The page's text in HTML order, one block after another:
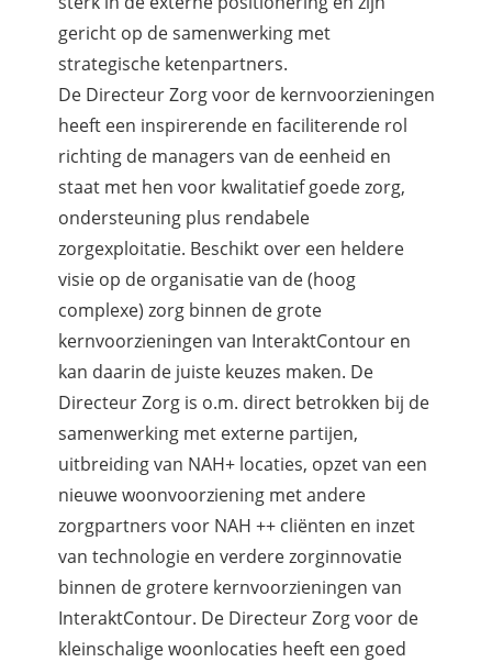
gericht op de samenwerking met
strategische ketenpartners.
De Directeur Zorg voor de kernvoorzieningen
heeft een inspirerende en faciliterende rol
richting de managers van de eenheid en
staat met hen voor kwalitatief goede zorg,
ondersteuning plus rendabele
zorgexploitatie. Beschikt over een heldere
visie op de organisatie van de (hoog
complexe) zorg binnen de grote
kernvoorzieningen van InteraktContour en
kan daarin de juiste keuzes maken. De
Directeur Zorg is o.m. direct betrokken bij de
samenwerking met externe partijen,
uitbreiding van NAH+ locaties, opzet van een
nieuwe woonvoorziening met andere
zorgpartners voor NAH ++ cliënten en inzet
van technologie en verdere zorginnovatie
binnen de grotere kernvoorzieningen van
InteraktContour. De Directeur Zorg voor de
kleinschalige woonlocaties heeft een goed